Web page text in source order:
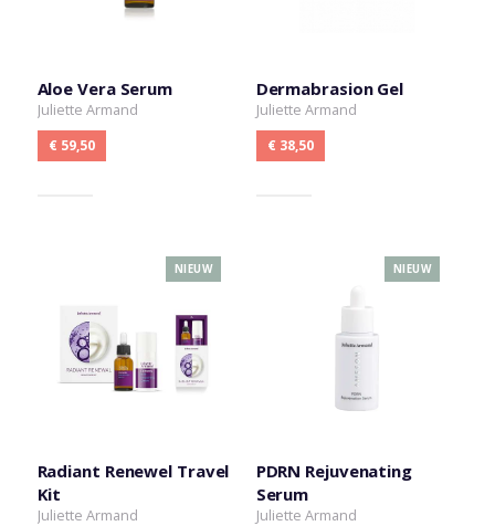
Aloe Vera Serum
Juliette Armand
€ 59,50
Dermabrasion Gel
Juliette Armand
€ 38,50
Radiant Renewel Travel
Kit
Juliette Armand
NIEUW
PDRN Rejuvenating
Serum
Juliette Armand
NIEUW